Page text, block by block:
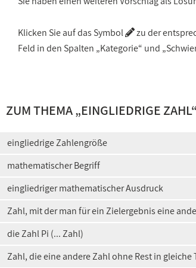
Klicken Sie auf das Symbol
zu der
Feld in den Spalten „Kategorie“ und
ZUM THEMA „EINGLIEDRIGE ZAHL
eingliedrige Zahlengröße
mathematischer Begriff
eingliedriger mathematischer Ausdruck
Zahl, mit der man für ein Zielergebnis eine
die Zahl Pi (... Zahl)
Zahl, die eine andere Zahl ohne Rest in